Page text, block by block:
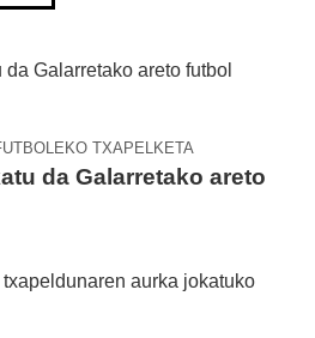
TXAPELKETA
da Galarretako areto
txapeldunaren aurka jokatuko